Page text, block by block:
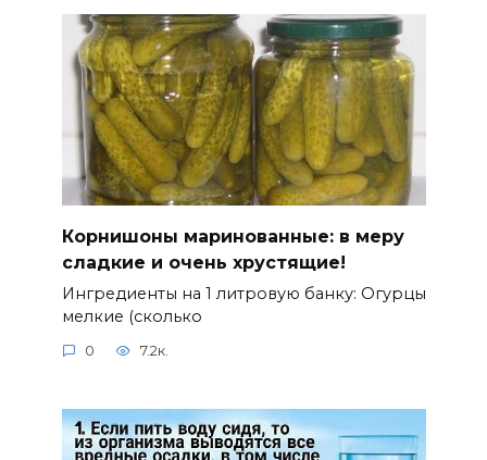
Корнишоны маринованные: в меру
сладкие и очень хрустящие!
Ингредиенты на 1 литровую банку: Огурцы
мелкие (сколько
0 7.2к.